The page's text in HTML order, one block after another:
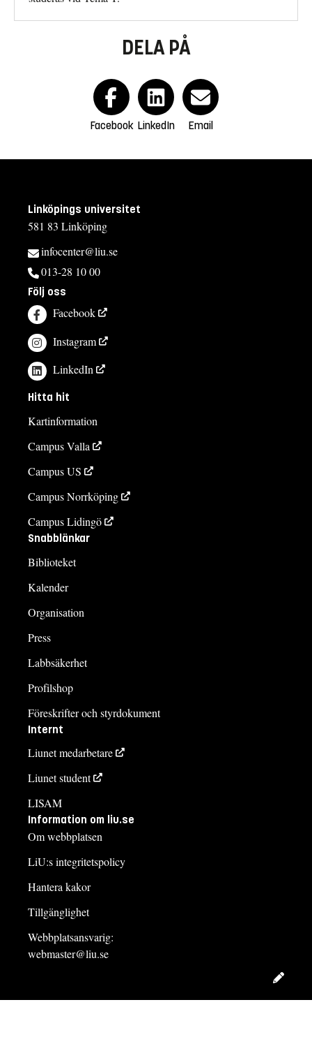
DELA PÅ
Facebook LinkedIn Email
Linköpings universitet
581 83 Linköping
infocenter@liu.se
013-28 10 00
Följ oss
Facebook
Instagram
LinkedIn
Hitta hit
Kartinformation
Campus Valla
Campus US
Campus Norrköping
Campus Lidingö
Snabblänkar
Biblioteket
Kalender
Organisation
Press
Labbsäkerhet
Profilshop
Föreskrifter och styrdokument
Internt
Liunet medarbetare
Liunet student
LISAM
Information om liu.se
Om webbplatsen
LiU:s integritetspolicy
Hantera kakor
Tillgänglighet
Webbplatsansvarig:
webmaster@liu.se